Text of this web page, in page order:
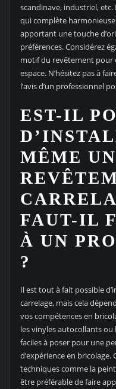
scandinave, industriel,
qui complète
apportant une touche
préférences. Considérez
motif du revêtement pour
espace. N’hésitez pas à
l’avis d’un professionnel
EST-IL
MÊME UN
FAUT-IL
À UN
?
Il est tout à fait possible
carrelage, mais cela
vos compétences en
les vinyles autocollants ou
faciles à poser pour une
d’expérience en
techniques comme la
être préférable de faire